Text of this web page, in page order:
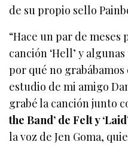
de su propio sello
“Hace un par de
canción ‘Hell’ y
por qué no
estudio de mi amigo
grabé la canción junto
the Band’ de Felt y
la voz de Jen Goma,